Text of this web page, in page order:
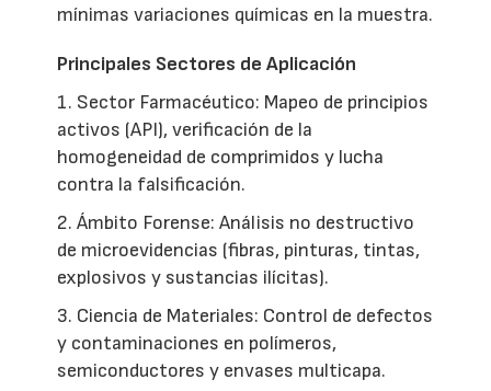
mínimas variaciones químicas en la muestra.
Principales Sectores de Aplicación
1. Sector Farmacéutico: Mapeo de principios
activos (API), verificación de la
homogeneidad de comprimidos y lucha
contra la falsificación.
2. Ámbito Forense: Análisis no destructivo
de microevidencias (fibras, pinturas, tintas,
explosivos y sustancias ilícitas).
3. Ciencia de Materiales: Control de defectos
y contaminaciones en polímeros,
semiconductores y envases multicapa.